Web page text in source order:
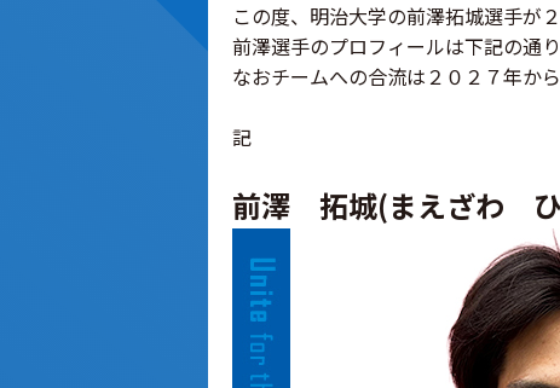
この度、明治大学の前澤拓城選手が
前澤選手のプロフィールは下記の通り
なおチームへの合流は２０２７年か
記
前澤 拓城(まえざわ